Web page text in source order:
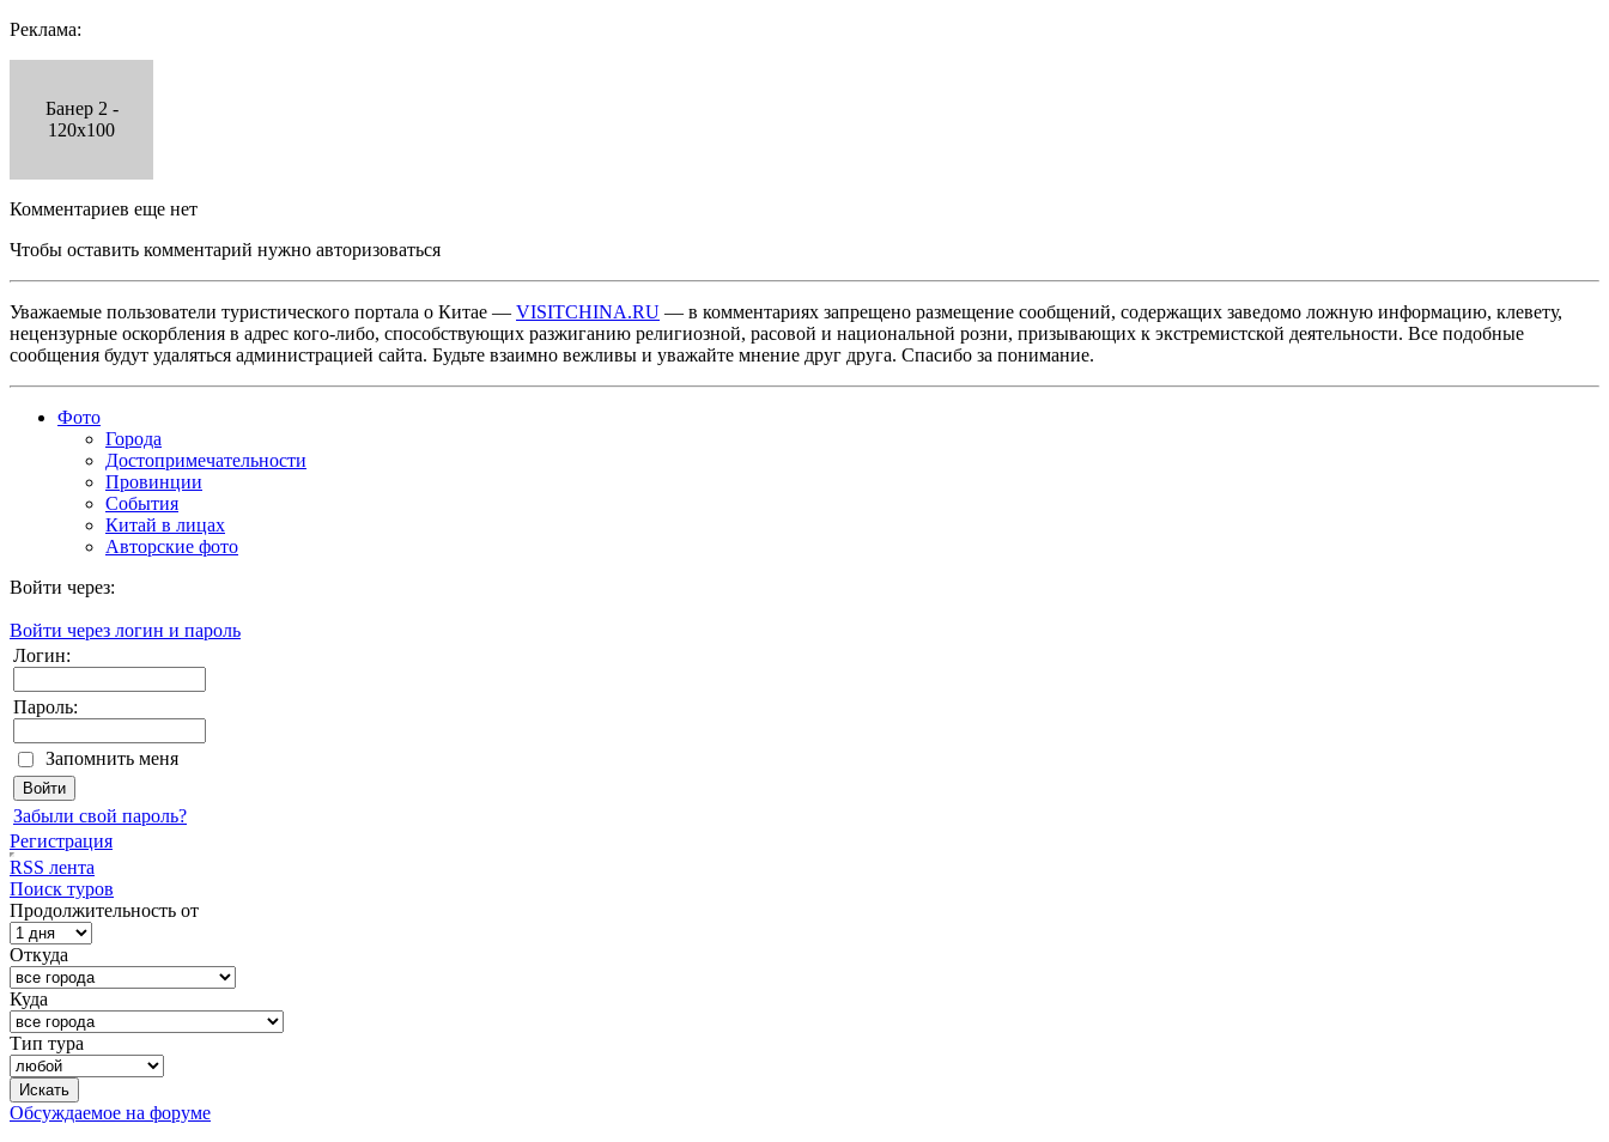
Реклама:
Банер 2 -
120x100
Комментариев еще нет
Чтобы оставить комментарий нужно авторизоваться
Уважаемые пользователи туристического портала о Китае — VISITCHINA.RU — в комментариях запрещено размещение сообщений, содержащих заведомо ложную информацию, клевету,
нецензурные оскорбления в адрес кого-либо, способствующих разжиганию религиозной, расовой и национальной розни, призывающих к экстремистской деятельности. Все подобные
сообщения будут удаляться администрацией сайта. Будьте взаимно вежливы и уважайте мнение друг друга. Спасибо за понимание.
Фото
Города
Достопримечательности
Провинции
События
Китай в лицах
Авторские фото
Войти через:
Войти через логин и пароль
Логин:
Пароль:
Запомнить меня
Забыли свой пароль?
Регистрация
RSS лента
Поиск туров
Продолжительность от
Откуда
Куда
Тип тура
Обсуждаемое на форуме